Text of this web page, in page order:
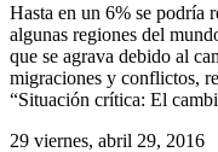
Hasta en un 6% se podría
algunas regiones del
que se agrava debido al
migraciones y conflictos,
“Situación crítica: El
29 viernes, abril 29, 2016